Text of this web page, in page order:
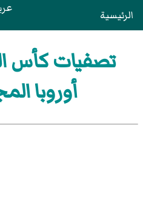
الرئيسية
أوروبا